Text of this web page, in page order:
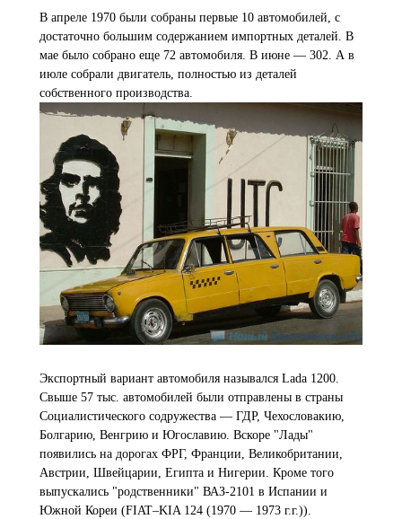
В апреле 1970 были собраны первые 10 автомобилей, с
достаточно большим содержанием импортных деталей. В
мае было собрано еще 72 автомобиля. В июне — 302. А в
июле собрали двигатель, полностью из деталей
собственного производства.
Экспортный вариант автомобиля назывался Lada 1200.
Свыше 57 тыс. автомобилей были отправлены в страны
Социалистического содружества — ГДР, Чехословакию,
Болгарию, Венгрию и Югославию. Вскоре "Лады"
появились на дорогах ФРГ, Франции, Великобритании,
Австрии, Швейцарии, Египта и Нигерии. Кроме того
выпускались "родственники" ВАЗ-2101 в Испании и
Южной Кореи (FIAT–KIA 124 (1970 — 1973 г.г.)).